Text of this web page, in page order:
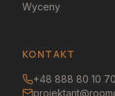
Wyceny
KONTAKT
+48 888 80 10 70